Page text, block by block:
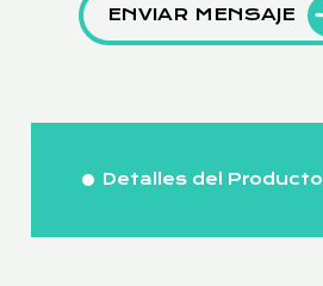
ENVIAR MENSAJE
Detalles del Producto